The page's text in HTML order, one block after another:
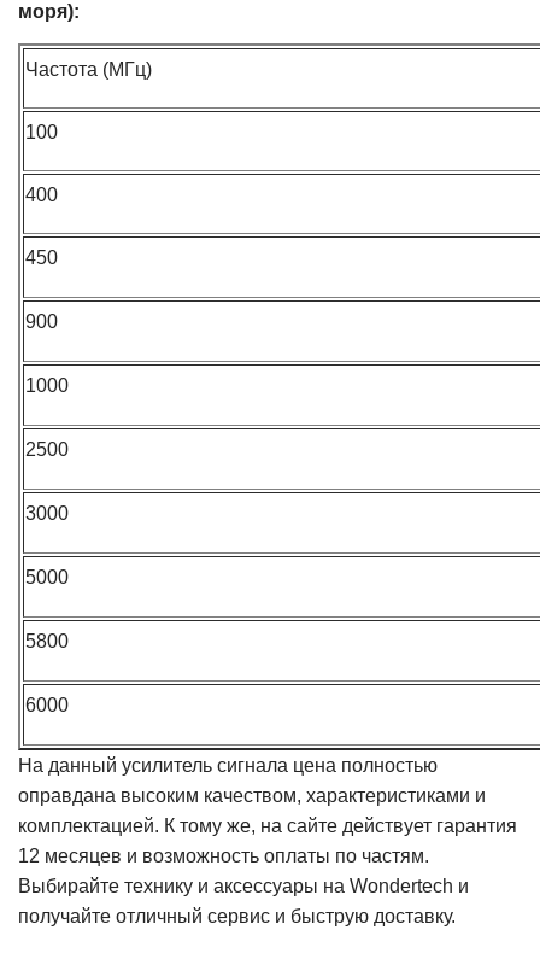
моря):
Частота (МГц)
100
400
450
900
1000
2500
3000
5000
5800
6000
На данный усилитель сигнала цена полностью
оправдана высоким качеством, характеристиками и
комплектацией. К тому же, на сайте действует гарантия
12 месяцев и возможность оплаты по частям.
Выбирайте технику и аксессуары на Wondertech и
получайте отличный сервис и быструю доставку.